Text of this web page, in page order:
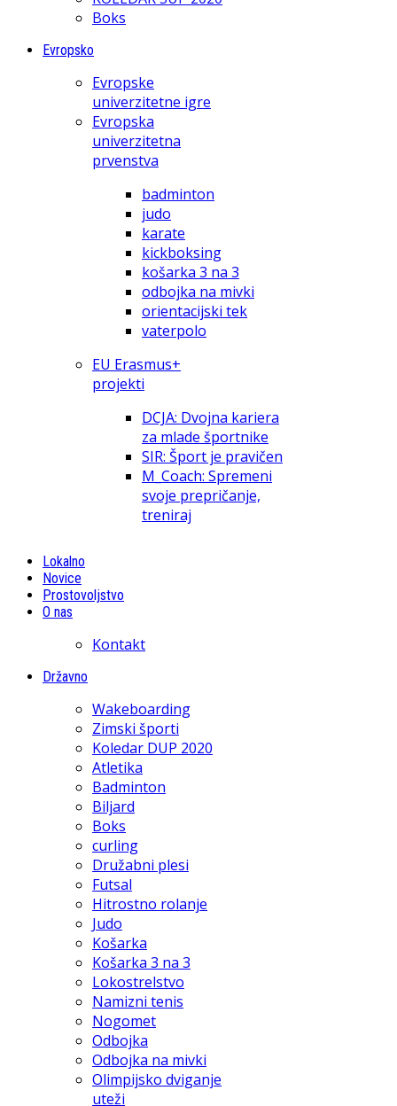
Boks
Evropsko
Evropske
univerzitetne igre
Evropska
univerzitetna
prvenstva
badminton
judo
karate
kickboksing
košarka 3 na 3
odbojka na mivki
orientacijski tek
vaterpolo
EU Erasmus+
projekti
DCJA: Dvojna kariera
za mlade športnike
SIR: Šport je pravičen
M_Coach: Spremeni
svoje prepričanje,
treniraj
Lokalno
Novice
Prostovoljstvo
O nas
Kontakt
Državno
Wakeboarding
Zimski športi
Koledar DUP 2020
Atletika
Badminton
Biljard
Boks
curling
Družabni plesi
Futsal
Hitrostno rolanje
Judo
Košarka
Košarka 3 na 3
Lokostrelstvo
Namizni tenis
Nogomet
Odbojka
Odbojka na mivki
Olimpijsko dviganje
uteži